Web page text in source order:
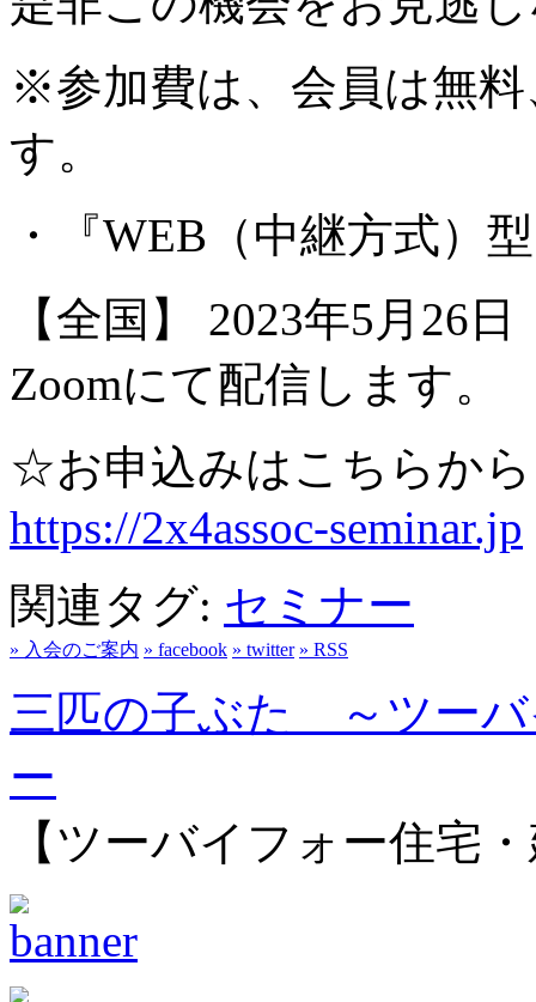
※参加費は、会員は無
す。
・『WEB（中継方式）
【全国】 2023年5月26
Zoomにて配信します。
☆お申込みはこちらか
https://2x4assoc-seminar.jp
関連タグ: セミナー
» 入会のご案内 » facebook » twitter » RSS
三匹の子ぶた ～ツー
ー
【ツーバイフォー住宅